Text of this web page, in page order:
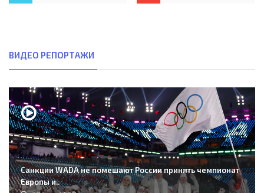
ВИДЕО РЕПОРТАЖИ
Санкции WADA не помешают России принять чемпионат
Европы и..